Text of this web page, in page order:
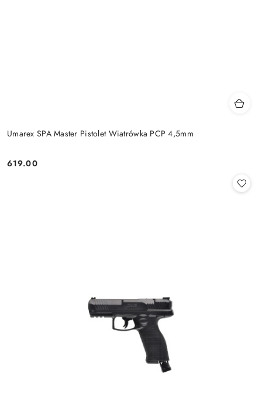
Umarex SPA Master Pistolet Wiatrówka PCP 4,5mm
Cena:
619.00